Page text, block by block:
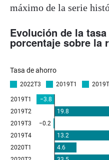
máximo de la serie
Evolución de la
porcentaje sobre la